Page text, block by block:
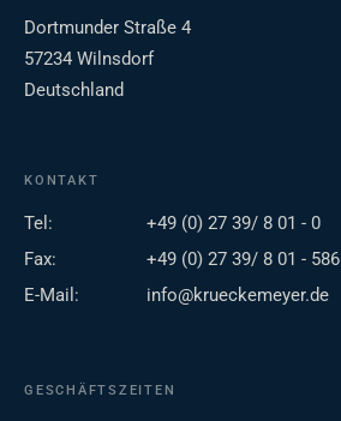
Dortmunder Straße 4
57234 Wilnsdorf
Deutschland
KONTAKT
Tel:
+49 (0) 27 39/ 8 01 - 0
Fax:
+49 (0) 27 39/ 8 01 - 586
E-Mail:
info@krueckemeyer.de
GESCHÄFTSZEITEN